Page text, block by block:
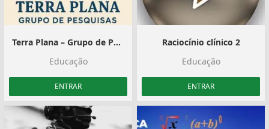
Terra Plana – Grupo de Pesquisas
Educação
ENTRAR
Raciocínio clínico 2
Educação
ENTRAR